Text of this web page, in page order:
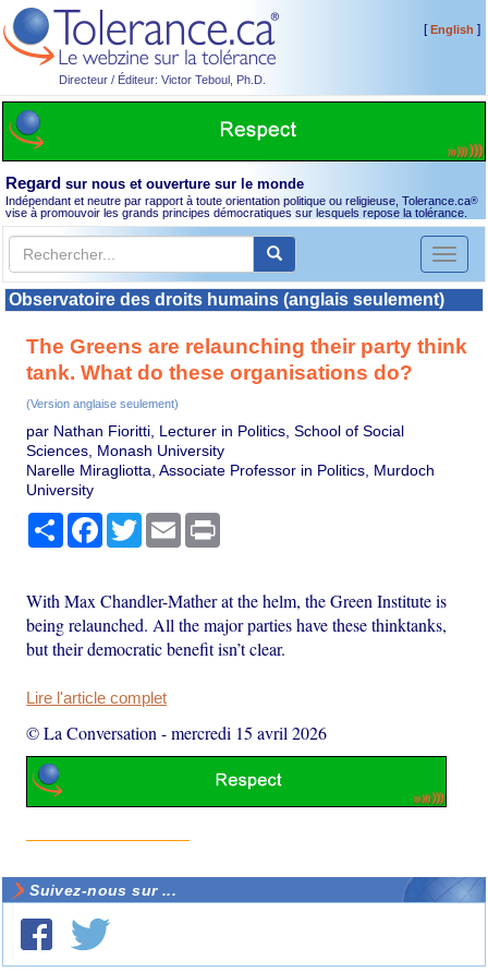
Directeur / Éditeur: Victor Teboul, Ph.D.
[English ]
Regard sur nous et ouverture sur le monde
Indépendant et neutre par rapport à toute orientation politique ou religieuse, Tolerance.ca®
vise à promouvoir les grands principes démocratiques sur lesquels repose la tolérance.
Toggle
Observatoire des droits humains (anglais seulement)
The Greens are relaunching their party think
tank. What do these organisations do?
(Version anglaise seulement)
par Nathan Fioritti, Lecturer in Politics, School of Social
Sciences, Monash University
Narelle Miragliotta, Associate Professor in Politics, Murdoch
University
PartagerFacebook
TwitterEmail
With Max Chandler-Mather at the helm, the Green Institute is
being relaunched. All the major parties have these thinktanks,
but their democratic benefit isn’t clear.
Lire l'article complet
© La Conversation -mercredi 15 avril 2026
Suivez-nous sur ...